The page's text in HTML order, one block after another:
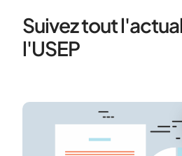
Suivez tout
l'USEP